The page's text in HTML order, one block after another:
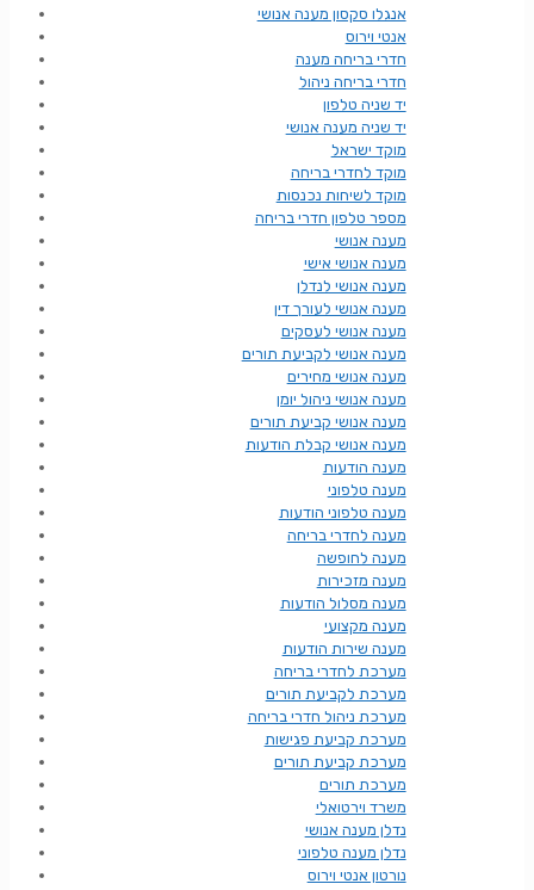
אנגלו סקסון מענה אנושי
אנטי וירוס
חדרי בריחה מענה
חדרי בריחה ניהול
יד שניה טלפון
יד שניה מענה אנושי
מוקד ישראל
מוקד לחדרי בריחה
מוקד לשיחות נכנסות
מספר טלפון חדרי בריחה
מענה אנושי
מענה אנושי אישי
מענה אנושי לנדלן
מענה אנושי לעורך דין
מענה אנושי לעסקים
מענה אנושי לקביעת תורים
מענה אנושי מחירים
מענה אנושי ניהול יומן
מענה אנושי קביעת תורים
מענה אנושי קבלת הודעות
מענה הודעות
מענה טלפוני
מענה טלפוני הודעות
מענה לחדרי בריחה
מענה לחופשה
מענה מזכירות
מענה מסלול הודעות
מענה מקצועי
מענה שירות הודעות
מערכת לחדרי בריחה
מערכת לקביעת תורים
מערכת ניהול חדרי בריחה
מערכת קביעת פגישות
מערכת קביעת תורים
מערכת תורים
משרד וירטואלי
נדלן מענה אנושי
נדלן מענה טלפוני
נורטון אנטי וירוס